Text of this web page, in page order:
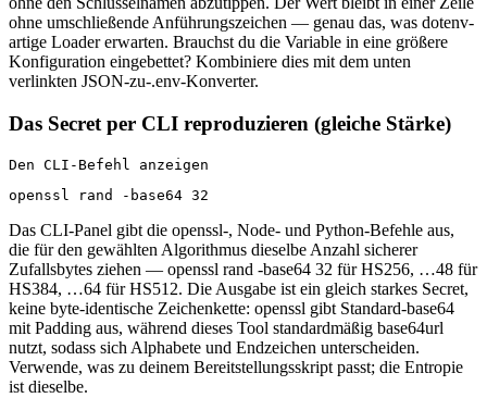
ohne umschließende Anführungszeichen — genau das, was dotenv-
artige Loader erwarten. Brauchst du die Variable in eine größere
Konfiguration eingebettet? Kombiniere dies mit dem unten
verlinkten JSON-zu-.env-Konverter.
Das Secret per CLI reproduzieren (gleiche Stärke)
Den CLI-Befehl anzeigen
openssl rand -base64 32
Das CLI-Panel gibt die openssl-, Node- und Python-Befehle aus,
die für den gewählten Algorithmus dieselbe Anzahl sicherer
Zufallsbytes ziehen — openssl rand -base64 32 für HS256, …48 für
HS384, …64 für HS512. Die Ausgabe ist ein gleich starkes Secret,
keine byte-identische Zeichenkette: openssl gibt Standard-base64
mit Padding aus, während dieses Tool standardmäßig base64url
nutzt, sodass sich Alphabete und Endzeichen unterscheiden.
Verwende, was zu deinem Bereitstellungsskript passt; die Entropie
ist dieselbe.